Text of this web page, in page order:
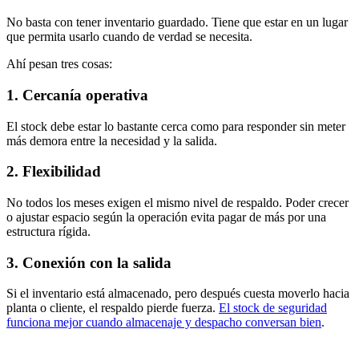
No basta con tener inventario guardado. Tiene que estar en un lugar
que permita usarlo cuando de verdad se necesita.
Ahí pesan tres cosas:
1. Cercanía operativa
El stock debe estar lo bastante cerca como para responder sin meter
más demora entre la necesidad y la salida.
2. Flexibilidad
No todos los meses exigen el mismo nivel de respaldo. Poder crecer
o ajustar espacio según la operación evita pagar de más por una
estructura rígida.
3. Conexión con la salida
Si el inventario está almacenado, pero después cuesta moverlo hacia
planta o cliente, el respaldo pierde fuerza. El stock de seguridad
funciona mejor cuando almacenaje y despacho conversan bien.